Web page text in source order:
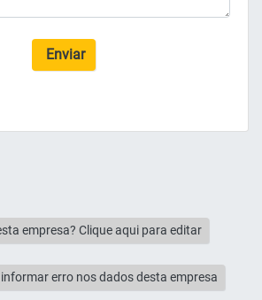
Enviar
empresa? Clique aqui para editar
erro nos dados desta empresa